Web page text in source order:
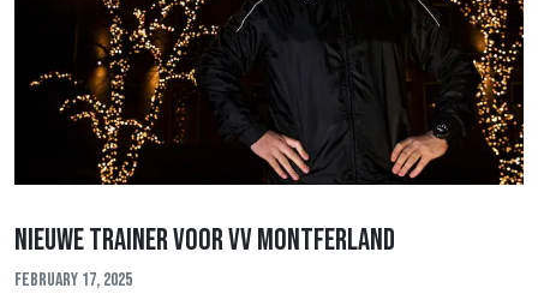
Nieuwe trainer voor vv Montferland
February 17, 2025